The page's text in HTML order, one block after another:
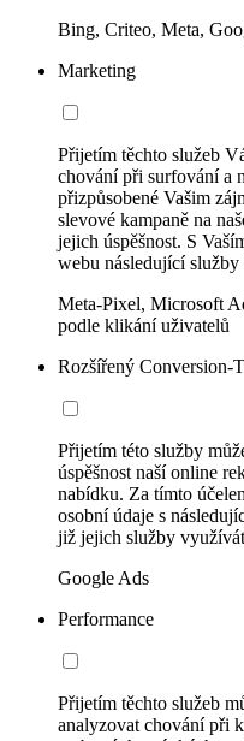
Bing, Criteo, Meta,
Marketing
Přijetím těchto služeb
chování při surfování a
přizpůsobené Vašim
slevové kampaně na
jejich úspěšnost. S
webu následující služby
Meta-Pixel, Microsoft
podle klikání uživatelů
Rozšířený Conversion-
Přijetím této služby
úspěšnost naší online
nabídku. Za tímto
osobní údaje s
již jejich služby
Google Ads
Performance
Přijetím těchto služeb
analyzovat chování při